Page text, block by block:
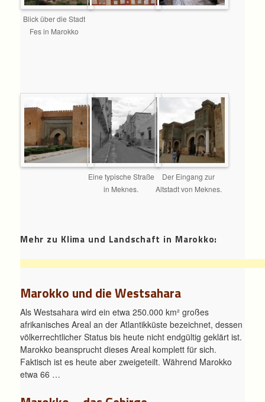
Blick über die Stadt
Fes in Marokko
Eine typische Straße
in Meknes.
Der Eingang zur
Altstadt von Meknes.
Mehr zu Klima und Landschaft in Marokko:
Marokko und die Westsahara
Als Westsahara wird ein etwa 250.000 km² großes
afrikanisches Areal an der Atlantikküste bezeichnet, dessen
völkerrechtlicher Status bis heute nicht endgültig geklärt ist.
Marokko beansprucht dieses Areal komplett für sich.
Faktisch ist es heute aber zweigeteilt. Während Marokko
etwa 66 …